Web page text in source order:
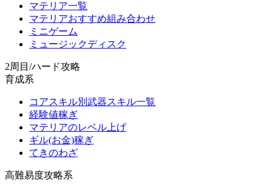
マテリア一覧
マテリアおすすめ組み合わせ
ミニゲーム
ミュージックディスク
2周目/ハード攻略
育成系
コアスキル別武器スキル一覧
経験値稼ぎ
マテリアのレベル上げ
ギル(お金)稼ぎ
てきのわざ
高難易度攻略系